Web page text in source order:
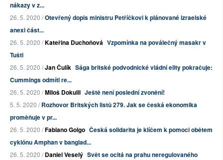
nákazy v z...
26. 5. 2020 /Otevřený dopis ministru Petříčkovi k plánované izraelské
anexi část...
26. 5. 2020 /Kateřina Duchoňová Vzpomínka na poválečný masakr v
Tušti
26. 5. 2020 /Jan Čulík Sága britské podvodnické vládní elity pokračuje:
Cummings odmítl re...
26. 5. 2020 /Miloš Dokulil Ještě není poslední zvonění!
5. 5. 2020 /Rozhovor Britských listů 279. Jak se česká ekonomika
proměňuje v pr...
26. 5. 2020 /Fabiano Golgo Česká solidarita je klíčem k pomoci obětem
cyklónu Amphan v banglad...
26. 5. 2020 /Daniel Veselý Svět se ocitá na prahu neregulovaného